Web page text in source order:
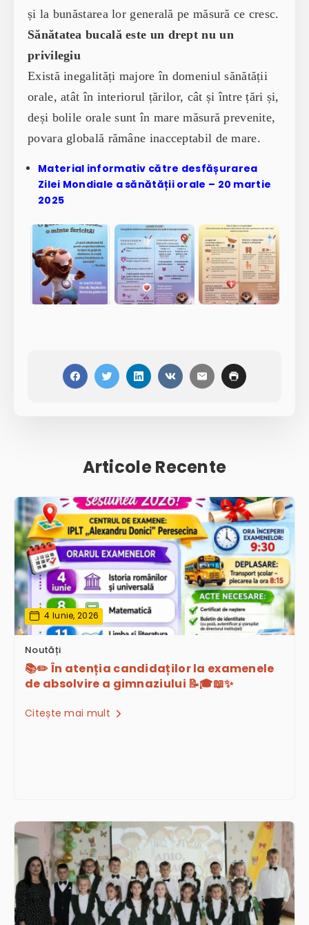
și la bunăstarea lor generală pe măsură ce cresc.
Sănătatea bucală este un drept nu un
privilegiu
Există inegalități majore în domeniul sănătății
orale, atât în interiorul țărilor, cât și între țări și,
deși bolile orale sunt în mare măsură prevenite,
povara globală rămâne inacceptabil de mare.
Material informativ către desfășurarea
Zilei Mondiale a sănătății orale – 20 martie
2025
Articole Recente
4 Iunie, 2026
Noutăți
📚✏️ În atenția candidaților la examenele
de absolvire a gimnaziului 📝🎓📖✨
Citește mai mult